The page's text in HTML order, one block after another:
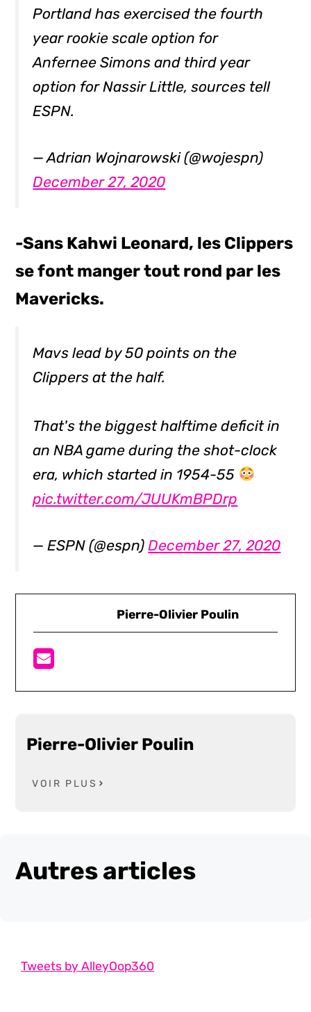
Portland has exercised the fourth
year rookie scale option for
Anfernee Simons and third year
option for Nassir Little, sources tell
ESPN.
— Adrian Wojnarowski (@wojespn)
December 27, 2020
-Sans Kahwi Leonard, les Clippers
se font manger tout rond par les
Mavericks.
Mavs lead by 50 points on the
Clippers at the half.
That's the biggest halftime deficit in
an NBA game during the shot-clock
era, which started in 1954-55
pic.twitter.com/JUUKmBPDrp
— ESPN (@espn)December 27, 2020
Pierre-Olivier Poulin
Pierre-Olivier Poulin
VOIR PLUS
Autres articles
Tweets by AlleyOop360